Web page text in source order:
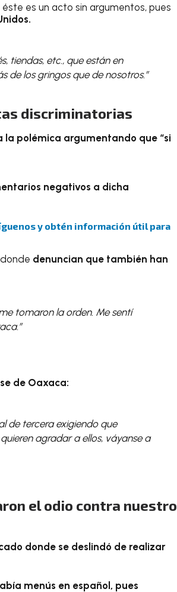
es un acto sin argumentos, pues
tiendas, etc., que están en
de los gringos que de nosotros.”
discriminatorias
la polémica argumentando que “si
negativos a dicha
y obtén información útil para
denuncian que también han
tomaron la orden. Me sentí
de Oaxaca:
de tercera exigiendo que
agradar a ellos, váyanse a
el odio contra nuestro
donde se deslindó de realizar
menús en español, pues